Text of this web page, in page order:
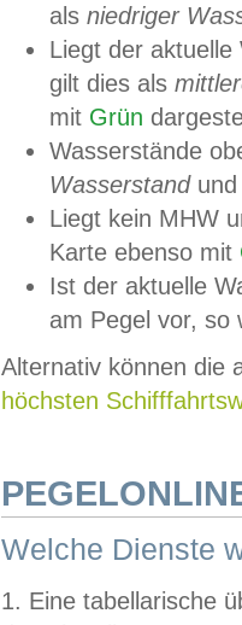
als niedriger
Liegt der
gilt dies als
mit Grün
Wasserstände
Wasserstandund
Liegt kein MHW
Karte ebenso mit
Ist der aktuelle
am Pegel vor,
Alternativ können die
höchsten
Welche Dienste
1. Eine tabellarische